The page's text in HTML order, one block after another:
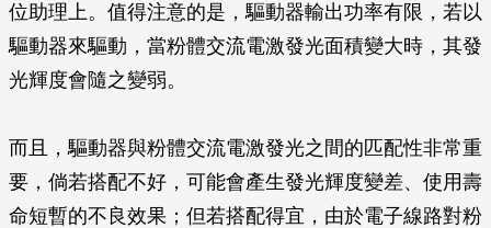
位助理上。值得注意的是，驅動器輸出功率有限，若以
驅動器來驅動，當粉體交流電激發光面積變大時，其發
光輝度會隨之變弱。
而且，驅動器與粉體交流電激發光之間的匹配性非常重
要，倘若搭配不好，可能會產生發光輝度變差、使用壽
命短暫的不良效果；但若搭配得宜，由於電子線路對粉